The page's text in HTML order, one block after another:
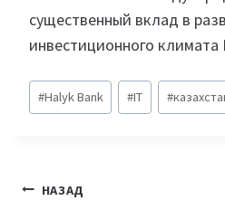
существенный вклад в
инвестиционного
Метки
записи:
#Halyk Bank #IT #
Навигация
НАЗАД